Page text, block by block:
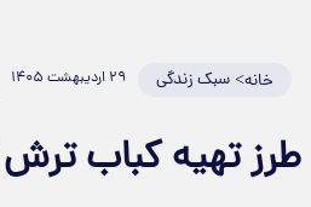
خانه>سبک زندگی ۲۹ اردیبهشت ۱۴۰۵
طرز تهیه کباب